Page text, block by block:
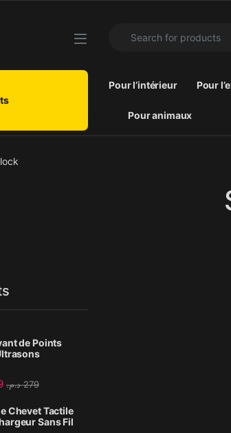
Pour l’intérieur Pour
Pour animaux
de Points
279 د.م.
Chevet Tactile
Sans Fil